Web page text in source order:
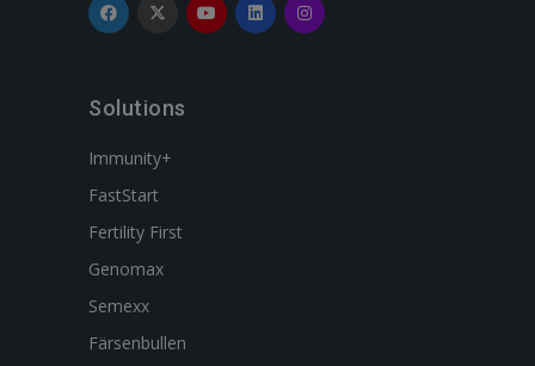
Solutions
Immunity+
FastStart
Fertility First
Genomax
Semexx
Färsenbullen